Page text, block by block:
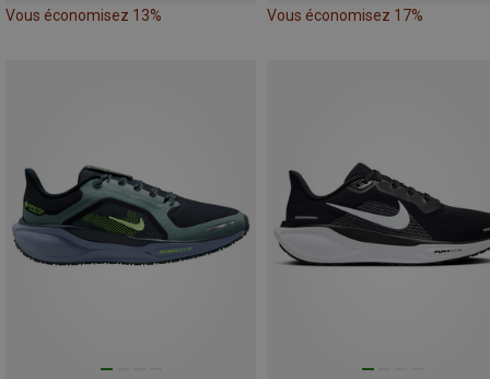
Vous économisez 13% Vous économisez 17%